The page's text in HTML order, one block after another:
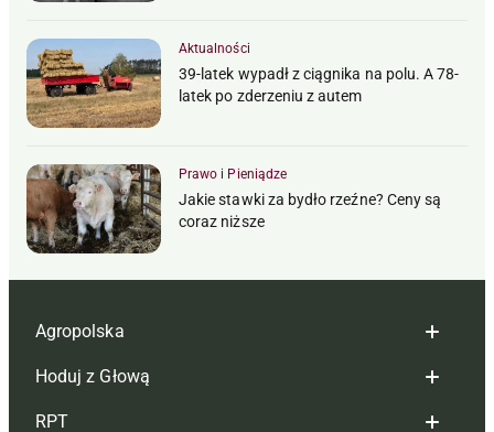
Aktualności
39-latek wypadł z ciągnika na polu. A 78-
latek po zderzeniu z autem
Prawo i Pieniądze
Jakie stawki za bydło rzeźne? Ceny są
coraz niższe
Agropolska
Redakcja
Hoduj z Głową
RPT